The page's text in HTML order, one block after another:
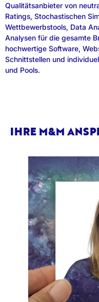
Qualitätsanbieter von
Ratings, Stochastischen
Wettbewerbstools, Data
Analysen für die gesamte
hochwertige Software,
Schnittstellen und
und Pools.
IHRE M&M